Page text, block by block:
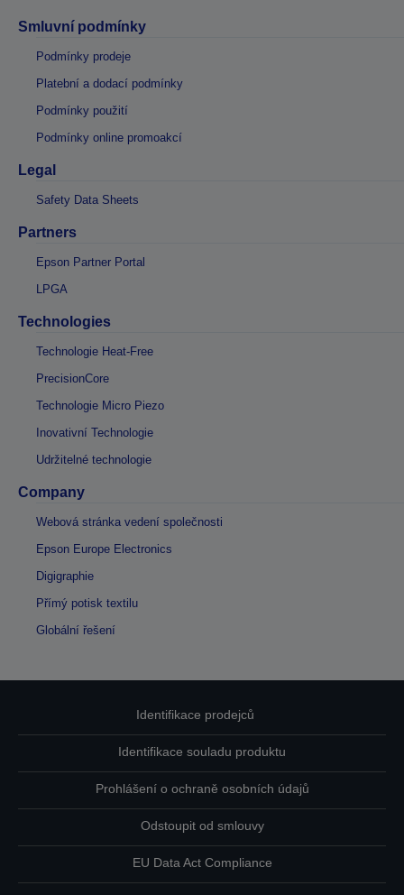
Smluvní podmínky
Podmínky prodeje
Platební a dodací podmínky
Podmínky použití
Podmínky online promoakcí
Legal
Safety Data Sheets
Partners
Epson Partner Portal
LPGA
Technologies
Technologie Heat-Free
PrecisionCore
Technologie Micro Piezo
Inovativní Technologie
Udržitelné technologie
Company
Webová stránka vedení společnosti
Epson Europe Electronics
Digigraphie
Přímý potisk textilu
Globální řešení
Identifikace prodejců
Identifikace souladu produktu
Prohlášení o ochraně osobních údajů
Odstoupit od smlouvy
EU Data Act Compliance